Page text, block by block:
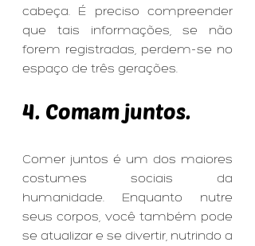
cabeça. É preciso compreender
que tais informações, se não
forem registradas, perdem-se no
espaço de três gerações.
4. Comam juntos.
Comer juntos é um dos maiores
costumes sociais da
humanidade. Enquanto nutre
seus corpos, você também pode
se atualizar e se divertir, nutrindo a